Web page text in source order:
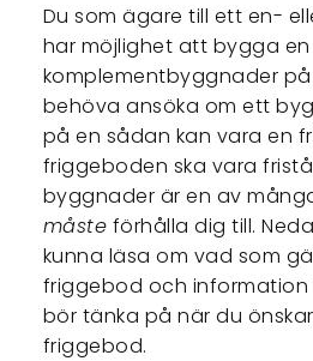
Du som ägare till ett en-
har möjlighet att bygga en
komplementbyggnader
behöva ansöka om ett
på en sådan kan vara en
friggeboden ska vara
byggnader är en av
måste förhålla dig till.
kunna läsa om vad som
friggebod och
bör tänka på när du
friggebod.